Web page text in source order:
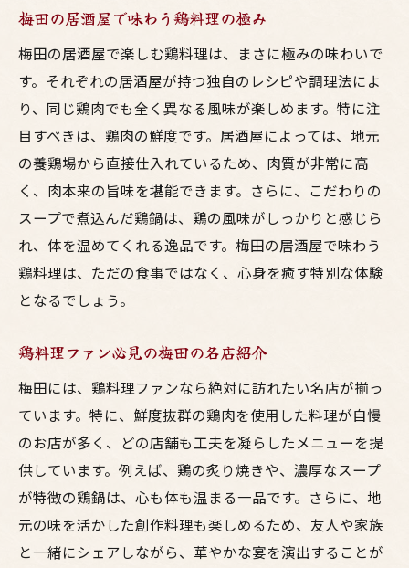
梅田の居酒屋で味わう鶏料理の極み
梅田の居酒屋で楽しむ鶏料理は、まさに極みの味わいで
す。それぞれの居酒屋が持つ独自のレシピや調理法によ
り、同じ鶏肉でも全く異なる風味が楽しめます。特に注
目すべきは、鶏肉の鮮度です。居酒屋によっては、地元
の養鶏場から直接仕入れているため、肉質が非常に高
く、肉本来の旨味を堪能できます。さらに、こだわりの
スープで煮込んだ鶏鍋は、鶏の風味がしっかりと感じら
れ、体を温めてくれる逸品です。梅田の居酒屋で味わう
鶏料理は、ただの食事ではなく、心身を癒す特別な体験
となるでしょう。
鶏料理ファン必見の梅田の名店紹介
梅田には、鶏料理ファンなら絶対に訪れたい名店が揃っ
ています。特に、鮮度抜群の鶏肉を使用した料理が自慢
のお店が多く、どの店舗も工夫を凝らしたメニューを提
供しています。例えば、鶏の炙り焼きや、濃厚なスープ
が特徴の鶏鍋は、心も体も温まる一品です。さらに、地
元の味を活かした創作料理も楽しめるため、友人や家族
と一緒にシェアしながら、華やかな宴を演出することが